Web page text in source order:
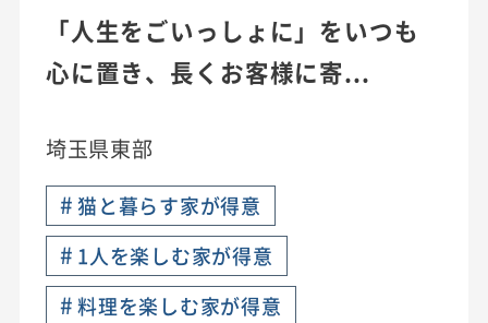
「人生をごいっしょに」をいつも
心に置き、長くお客様に寄...
埼玉県東部
# 猫と暮らす家が得意
# 1人を楽しむ家が得意
# 料理を楽しむ家が得意